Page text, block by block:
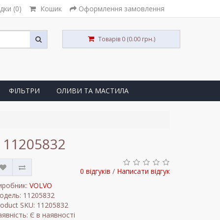
(0) Кошик Оформлення замовлення
Товарів 0 (0.00 грн.)
ФІЛЬТРИ ОЛИВИ ТА МАСТИЛА
11205832
0 відгуків / Написати відгук
VOLVO
11205832
SKU: 11205832
Є в наявності